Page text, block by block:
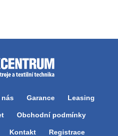
nás Garance Leasing
Obchodní podmínky
Kontakt Registrace